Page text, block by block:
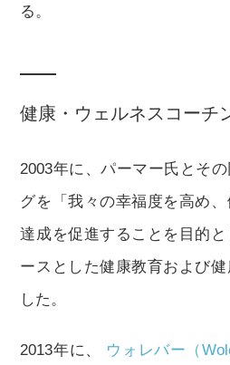
る。
健康・ウェルネスコーチ
2003年に、パーマー氏とそ
グを「我々の幸福度を高め
達成を促進することを目的
ースとした健康教育および
した。
2013年に、 ウォレバー（